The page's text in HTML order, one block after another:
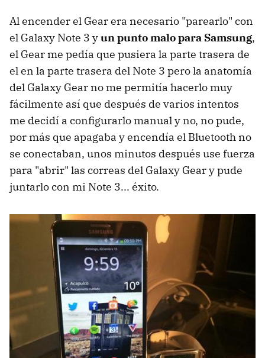
Al encender el Gear era necesario "parearlo" con
el Galaxy Note 3 yun punto malo para Samsung,
el Gear me pedía que pusiera la parte trasera de
el en la parte trasera del Note 3 pero la anatomía
del Galaxy Gear no me permitía hacerlo muy
fácilmente así que después de varios intentos
me decidí a configurarlo manual y no, no pude,
por más que apagaba y encendía el Bluetooth no
se conectaban, unos minutos después use fuerza
para "abrir" las correas del Galaxy Gear y pude
juntarlo con mi Note 3... éxito.